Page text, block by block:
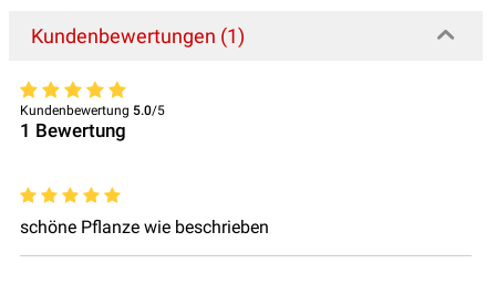
Kundenbewertungen (1)
Kundenbewertung 5.0/5
1 Bewertung
schöne Pflanze wie beschrieben